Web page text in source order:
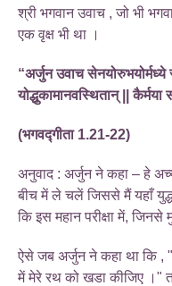
श्री भगवान उवाच , जो भी
एक वृक्ष भी था ।
“अर्जुन उवाच सेनयोरुभयोर्मध्ये
योद्धुकामानवस्थितान् || कैर्मया
(भगवद्गीता 1.21-22)
अनुवाद : अर्जुन ने कहा – हे
बीच में ले चलें जिससे मैं यहाँ
कि इस महान परीक्षा में,
ऐसे जब अर्जुन ने कहा था कि ,
में मेरे रथ को खडा कीजिए ।"